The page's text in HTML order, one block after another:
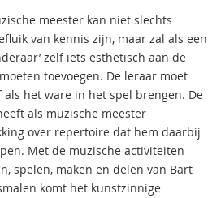
meester kan niet slechts
van kennis zijn, maar zal als een
zelf iets esthetisch aan de
toevoegen. De leraar moet
als het ware in het spel brengen. De
als muzische meester
over repertoire dat hem daarbij
Met de muzische activiteiten
spelen, maken en delen van Bart
komt het kunstzinnige